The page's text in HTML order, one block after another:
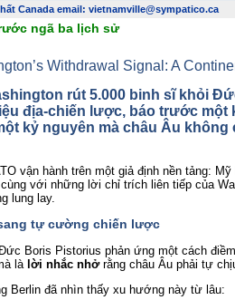
Canada email: vietnamville@sympatico.ca
ngã ba lịch sử
Withdrawal Signal: A
rút 5.000 binh sĩ khỏi
địa‑chiến lược, báo trước một
kỷ nguyên mà châu Âu không
vận hành trên một giả định nền tảng:
với những lời chỉ trích liên tiếp của
lung lay.
tự cường chiến lược
Boris Pistorius phản ứng một cách
là lời nhắc nhở rằng châu Âu phải tự
Berlin đã nhìn thấy xu hướng này từ lâu: